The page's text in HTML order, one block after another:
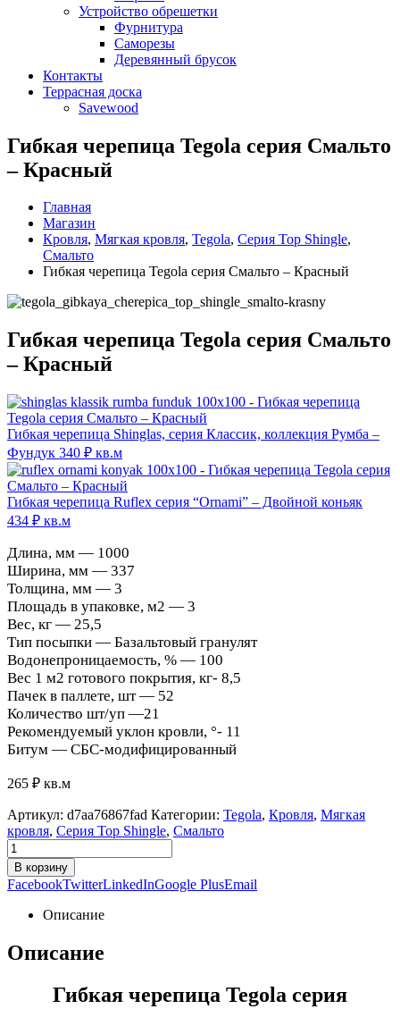
Устройство обрешетки
Фурнитура
Саморезы
Деревянный брусок
Контакты
Террасная доска
Savewood
Гибкая черепица Tegola серия Смальто
– Красный
Главная
Магазин
Кровля, Мягкая кровля, Tegola, Серия Top Shingle,
Смальто
Гибкая черепица Tegola серия Смальто – Красный
Гибкая черепица Tegola серия Смальто
– Красный
Гибкая черепица Shinglas, серия Классик, коллекция Румба –
Фундук 340 ₽ кв.м
Гибкая черепица Ruflex серия “Ornami” – Двойной коньяк
434 ₽ кв.м
Длина, мм — 1000
Ширина, мм — 337
Толщина, мм — 3
Площадь в упаковке, м2 — 3
Вес, кг — 25,5
Тип посыпки — Базальтовый гранулят
Водонепроницаемость, % — 100
Вес 1 м2 готового покрытия, кг- 8,5
Пачек в паллете, шт — 52
Количество шт/уп —21
Рекомендуемый уклон кровли, °- 11
Битум — СБС-модифицированный
265 ₽ кв.м
Артикул: d7aa76867fad Категории: Tegola, Кровля, Мягкая
кровля, Серия Top Shingle, Смальто
В корзину
FacebookTwitterLinkedInGoogle PlusEmail
Описание
Описание
Гибкая черепица Tegola серия